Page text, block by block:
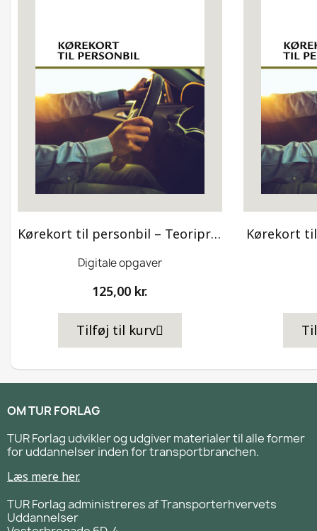
Kørekort til personbil – Teoriprøver 1
Digitale opgaver
125,00 kr.
Tilføj til kurv
Kørekort
OM TUR FORLAG
TUR Forlag udvikler og udgiver materialer til alle former
for uddannelser inden for transportbranchen.
Læs mere her.
TUR Forlag administreres af Transporterhvervets
Uddannelser